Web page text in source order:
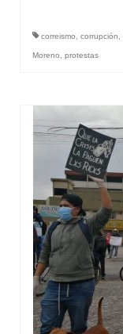
correismo corrupción
Moreno protestas